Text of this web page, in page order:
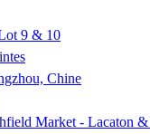
9 & 10
Chine
Market - Lacaton